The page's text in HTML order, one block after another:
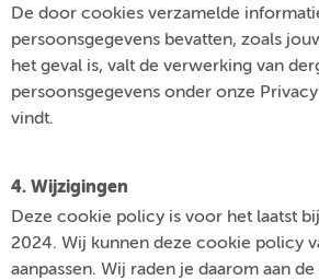
De door cookies verzamelde
persoonsgegevens bevatten, zoals
het geval is, valt de verwerking van
persoonsgegevens onder onze
vindt.
4. Wijzigingen
Deze cookie policy is voor het laatst
2024. Wij kunnen deze cookie policy
aanpassen. Wij raden je daarom aan